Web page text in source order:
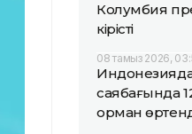
Колумбия
кірісті
08 тамыз 2026,
саябағында
орман